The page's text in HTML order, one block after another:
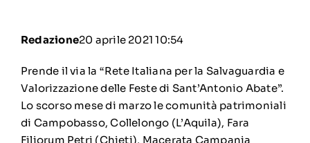
Redazione20 aprile 2021 10:54
Prende il via la “Rete Italiana per la Salvaguardia e
Valorizzazione delle Feste di Sant’Antonio Abate”.
Lo scorso mese di marzo le comunità patrimoniali
di Campobasso, Collelongo (L’Aquila), Fara
Filiorum Petri (Chieti), Macerata Campania